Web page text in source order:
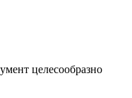
целесообразно